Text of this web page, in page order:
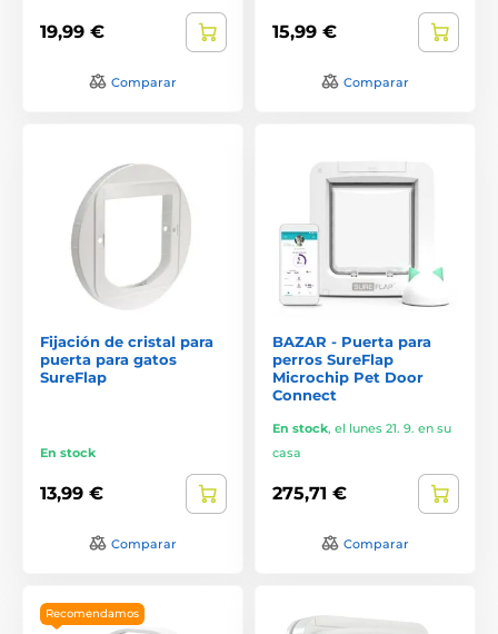
19,99 €
Comparar
15,99 €
Comparar
Fijación de cristal para
puerta para gatos
SureFlap
En stock
13,99 €
Comparar
BAZAR - Puerta para
perros SureFlap
Microchip Pet Door
Connect
En stock, el lunes 21. 9. en su
casa
275,71 €
Comparar
Recomendamos